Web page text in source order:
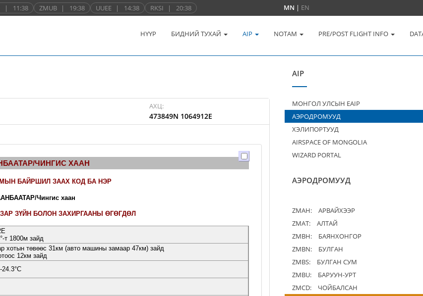
| 11:38 ZMUB | 19:38 UUEE | 14:38 RKSI | 20:38 MN | EN
НҮҮР БИДНИЙ ТУХАЙ AIP NOTAM PRE/POST FLIGHT INFO
АХЦ:
473849N 1064912E
AIP
МОНГОЛ УЛСЫН EAIP
АЭРОДРОМУУД
ХЭЛИПОРТУУД
AIRSPACE OF MONGOLIA
WIZARD PORTAL
АЭРОДРОМУУД
ZMAH:
АРВАЙХЭЭР
ZMAT:
АЛТАЙ
ZMBH:
БАЯНХОНГОР
ZMBN:
БУЛГАН
ZMBS:
БУЛГАН СУМ
ZMBU:
БАРУУН-УРТ
ZMCD:
ЧОЙБАЛСАН